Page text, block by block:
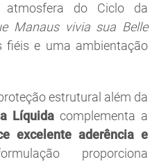
atmosfera do Ciclo da
Manaus vivia sua Belle
fiéis e uma ambientação
estrutural além da
Líquida complementa a
excelente aderência e
proporciona